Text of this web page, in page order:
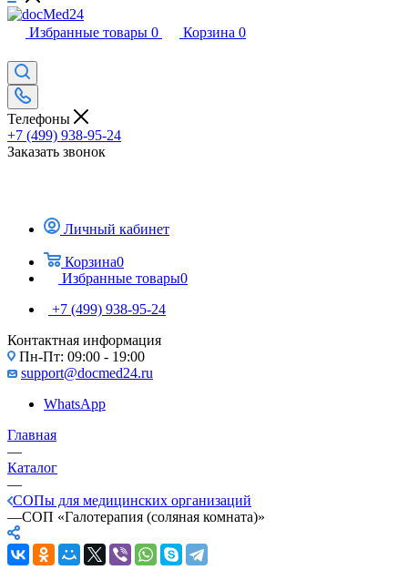
Избранные товары 0 Корзина 0
Телефоны
+7 (499) 938-95-24
Заказать звонок
Личный кабинет
Корзина0
Избранные товары0
+7 (499) 938-95-24
Контактная информация
Пн-Пт: 09:00 - 19:00
support@docmed24.ru
WhatsApp
Главная
—
Каталог
—
СОПы для медицинских организаций
—СОП «Галотерапия (соляная комната)»